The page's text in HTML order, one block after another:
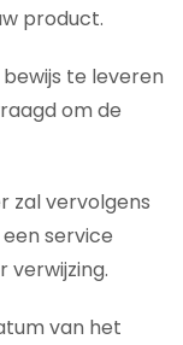
product.
te leveren
om de
zal vervolgens
service
van het